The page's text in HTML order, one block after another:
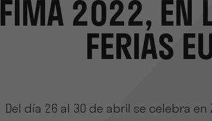
FIMA 2022, EN
FERIAS
Del día 26 al 30 de abril se celebra en